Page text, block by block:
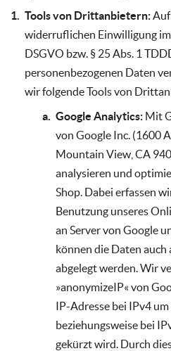
Tools von Drittanbietern:
widerruflichen Einwilligung im
DSGVO bzw. § 25 Abs. 1
personenbezogenen Daten
wir folgende Tools von
Google Analytics: Mit
von Google Inc. (1600
Mountain View, CA
analysieren und
Shop. Dabei erfassen
Benutzung unseres
an Server von Google
können die Daten auch
abgelegt werden. Wir
»anonymizeIP« von
IP-Adresse bei IPv4
beziehungsweise bei
gekürzt wird. Durch